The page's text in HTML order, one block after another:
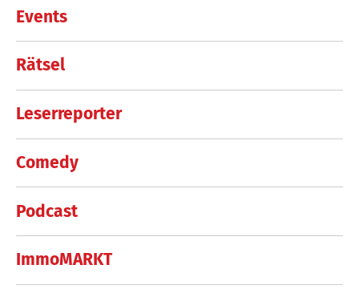
Events
Rätsel
Leserreporter
Comedy
Podcast
ImmoMARKT